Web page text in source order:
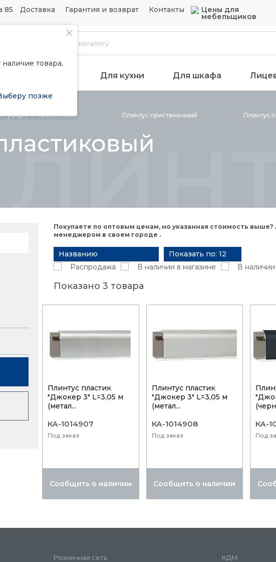
85 Доставка Гарантия и возврат Контакты Цены для
мебельщиков
товара,
позже
механизмы Для кухни Для шкафа
инаполнение Плинтус пристеночный Плинтус
Покупаете по оптовым ценам, но указанная стоимость
менеджером в своем городе .
Названию
Показать по: 12
Распродажа
В наличии в магазине В
Показано 3 товара
Плинтуc пластик
"Джокер 3" L=3,05 м
(метал...
КА-1014907
Под заказ
Сообщить о наличии
Плинтуc пластик
"Джокер 3" L=3,05 м
(метал...
КА-1014908
Под заказ
Сообщить о наличии
КА-
Под
Розничная сеть КДМ